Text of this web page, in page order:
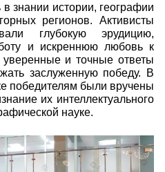
знании истории, географии
регионов. Активисты
глубокую эрудицию,
и искреннюю любовь к
и точные ответы
заслуженную победу. В
победителям были вручены
их интеллектуального
науке.